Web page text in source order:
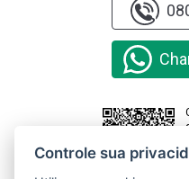
Controle sua